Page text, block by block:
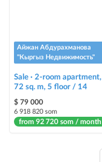
Айжан Абдурахманова
"Кыргыз Недвижимость"
Sale · 2-room apartment,
72 sq. m, 5 floor / 14
$ 79 000
6 918 820 som
from 92 720 som / month